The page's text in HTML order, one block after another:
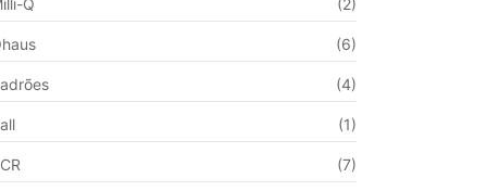
(6)
(4)
(1)
(7)